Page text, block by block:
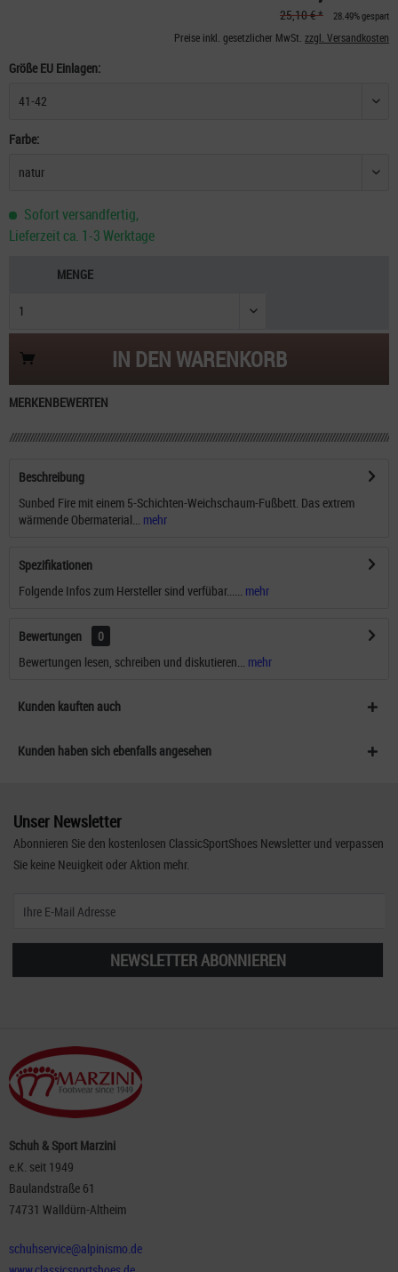
25,10 € * 28.49% gespart
Preise inkl. gesetzlicher MwSt. zzgl. Versandkosten
Größe EU Einlagen:
Farbe:
Sofort versandfertig,
Lieferzeit ca. 1-3 Werktage
MENGE
IN DENWARENKORB
MERKENBEWERTEN
Beschreibung
Sunbed Fire mit einem 5-Schichten-Weichschaum-Fußbett. Das extrem
wärmende Obermaterial...
mehr
Spezifikationen
Folgende Infos zum Hersteller sind verfübar...... mehr
Bewertungen
0
Bewertungen lesen, schreiben und diskutieren...
mehr
Kunden kauften auch
Kunden haben sich ebenfalls angesehen
Unser Newsletter
Abonnieren Sie den kostenlosen ClassicSportShoes Newsletter und verpassen
Sie keine Neuigkeit oder Aktion mehr.
NEWSLETTER ABONNIEREN
Schuh & Sport Marzini
e.K. seit 1949
Baulandstraße 61
74731 Walldürn-Altheim
schuhservice@alpinismo.de